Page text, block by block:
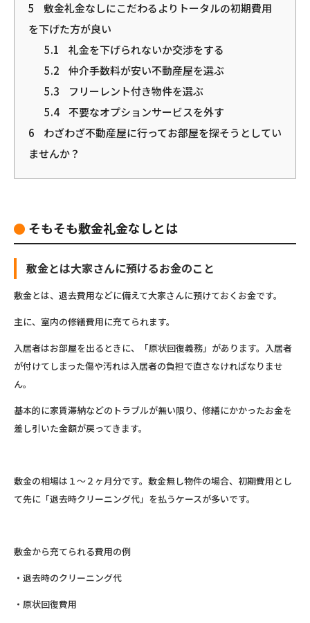
5
敷金礼金なしにこだわるよりトータルの初期費用
を下げた方が良い
5.1
礼金を下げられないか交渉をする
5.2
仲介手数料が安い不動産屋を選ぶ
5.3
フリーレント付き物件を選ぶ
5.4
不要なオプションサービスを外す
6
わざわざ不動産屋に行ってお部屋を探そうとしてい
ませんか？
そもそも敷金礼金なしとは
敷金とは大家さんに預けるお金のこと
敷金とは、退去費用などに備えて大家さんに預けておくお金です。
主に、室内の修繕費用に充てられます。
入居者はお部屋を出るときに、「原状回復義務」があります。入居者
が付けてしまった傷や汚れは入居者の負担で直さなければなりませ
ん。
基本的に家賃滞納などのトラブルが無い限り、修繕にかかったお金を
差し引いた金額が戻ってきます。
敷金の相場は１～２ヶ月分です。敷金無し物件の場合、初期費用とし
て先に「退去時クリーニング代」を払うケースが多いです。
敷金から充てられる費用の例
・退去時のクリーニング代
・原状回復費用